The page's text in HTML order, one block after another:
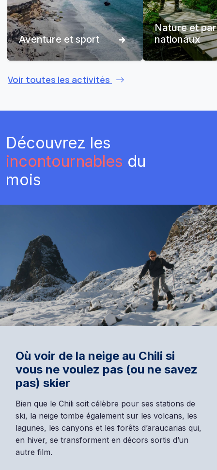
Aventure et sport
Nature et
nationaux
Voir toutes les activités
Découvrez les
incontournables du
mois
Où voir de la neige au Chili si
vous ne voulez pas (ou ne savez
pas) skier
Bien que le Chili soit célèbre pour ses stations de
ski, la neige tombe également sur les volcans, les
lagunes, les canyons et les forêts d’araucarias qui,
en hiver, se transforment en décors sortis d’un
autre film.